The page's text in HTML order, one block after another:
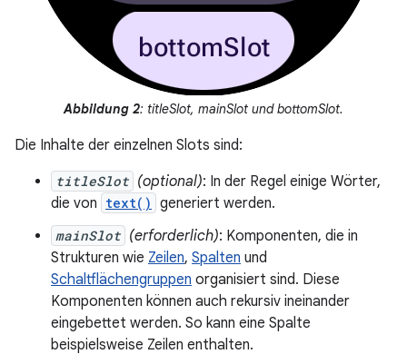
Abbildung 2: titleSlot, mainSlot und bottomSlot.
Die Inhalte der einzelnen Slots sind:
titleSlot (optional): In der Regel einige Wörter,
die von text() generiert werden.
mainSlot (erforderlich): Komponenten, die in
Strukturen wie Zeilen, Spalten und
Schaltflächengruppen organisiert sind. Diese
Komponenten können auch rekursiv ineinander
eingebettet werden. So kann eine Spalte
beispielsweise Zeilen enthalten.